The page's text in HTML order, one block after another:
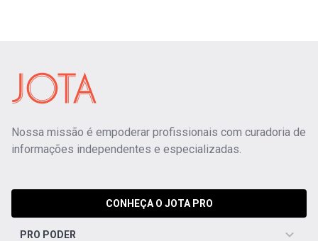
Nossa missão é empoderar profissionais com curadoria de
informações independentes e especializadas.
CONHEÇA O JOTA PRO
PRO PODER